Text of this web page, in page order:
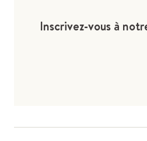
Inscrivez-vous à